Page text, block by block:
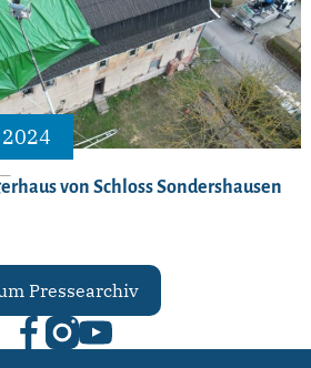
von Schloss Sondershausen
Pressearchiv